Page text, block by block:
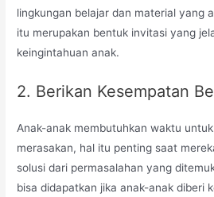
lingkungan belajar dan material yang
itu merupakan bentuk invitasi yang
keingintahuan anak.
2. Berikan Kesempatan
Anak-anak membutuhkan waktu
merasakan, hal itu penting saat
solusi dari permasalahan yang
bisa didapatkan jika anak-anak diberi